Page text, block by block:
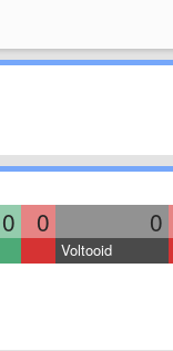
0 0 0
Voltooid